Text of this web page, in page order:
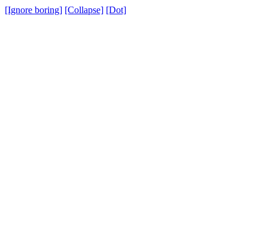
[Ignore boring] [Collapse] [Dot]